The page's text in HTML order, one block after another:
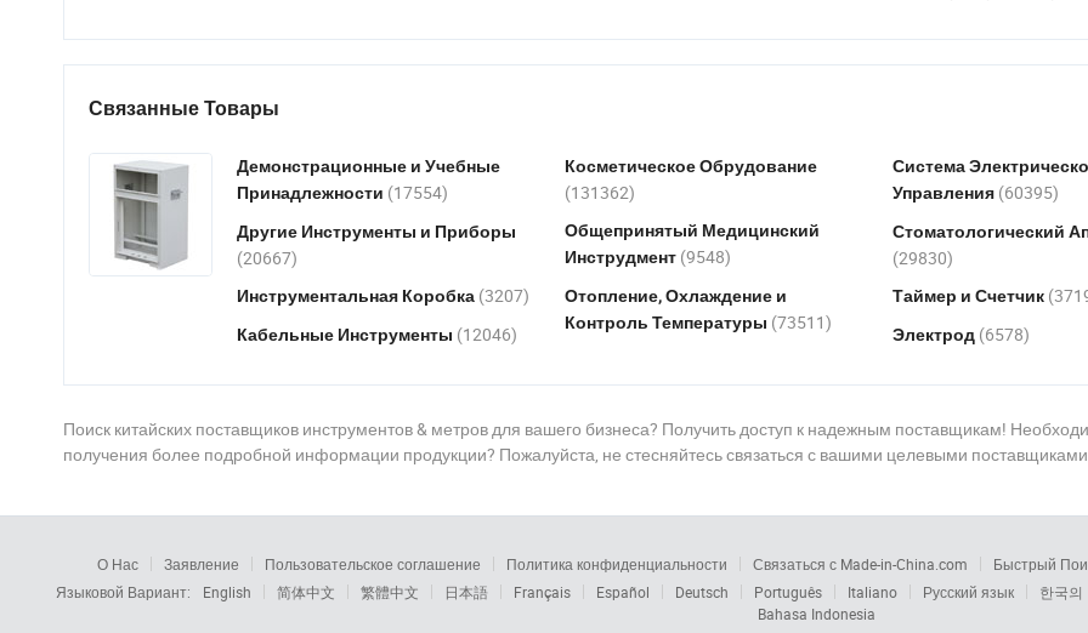
Связанные Товары
Демонстрационные и Учебные
Принадлежности (17554)
Другие Инструменты и Приборы
(20667)
Инструментальная Коробка (3207)
Кабельные Инструменты (12046)
Косметическое Обрудование
(131362)
Общепринятый Медицинский
Инструдмент (9548)
Отопление, Охлаждение и
Контроль Температуры (73511)
Система
Управления (60395)
Стоматологический
(29830)
Таймер и Счетчик
Электрод (6578)
Поиск китайских поставщиков инструментов & метров для вашего бизнеса? Получить доступ к надежным поставщикам!
получения более подробной информации продукции? Пожалуйста, не стесняйтесь связаться с вашими целевыми
О Нас Заявление Пользовательское соглашение Политика конфиденциальности Связаться с Made-in-China.com Быстрый
Языковой Вариант:
English 简体中文 繁體中文 日本語 Français Español Deutsch Português Italiano Русский язык 한국의
Bahasa Indonesia